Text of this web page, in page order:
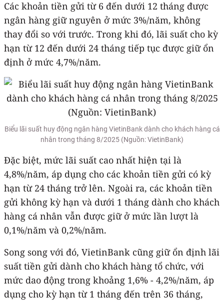
Các khoản tiền gửi từ 6 đến dưới 12 tháng được
ngân hàng giữ nguyên ở mức 3%/năm, không
thay đổi so với trước. Trong khi đó, lãi suất cho kỳ
hạn từ 12 đến dưới 24 tháng tiếp tục được giữ ổn
định ở mức 4,7%/năm.
Biểu lãi suất huy động ngân hàng VietinBank dành cho khách hàng cá
nhân trong tháng 8/2025 (Nguồn: VietinBank)
Đặc biệt, mức lãi suất cao nhất hiện tại là
4,8%/năm, áp dụng cho các khoản tiền gửi có kỳ
hạn từ 24 tháng trở lên. Ngoài ra, các khoản tiền
gửi không kỳ hạn và dưới 1 tháng dành cho khách
hàng cá nhân vẫn được giữ ở mức lần lượt là
0,1%/năm và 0,2%/năm.
Song song với đó, VietinBank cũng giữ ổn định lãi
suất tiền gửi dành cho khách hàng tổ chức, với
mức dao động trong khoảng 1,6% - 4,2%/năm, áp
dụng cho kỳ hạn từ 1 tháng đến trên 36 tháng,